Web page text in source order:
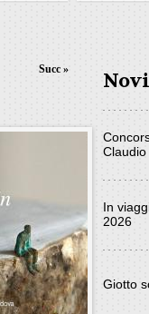
Succ »
In
2026
Giotto